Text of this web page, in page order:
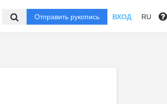
Отправить рукопись ВХОД RU